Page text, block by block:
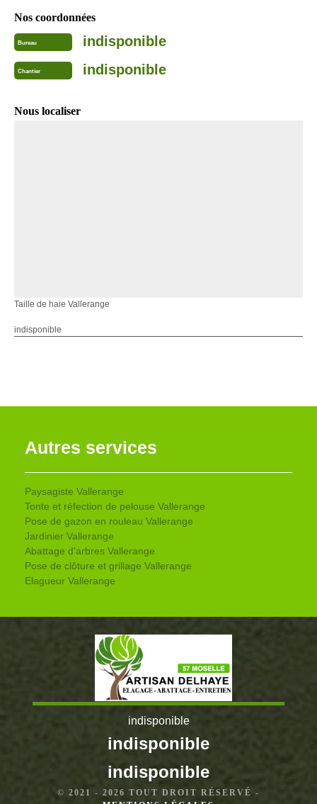
Nos coordonnées
Bureau indisponible
Chantier indisponible
Nous localiser
Taille de haie Vallerange
indisponible
Autres services
Paysagiste Vallerange
Tonte et réfection de pelouse Vallerange
Pose de gazon en rouleau Vallerange
Jardinier Vallerange
Abattage d'arbres Vallerange
Pose de clôture et grillage Vallerange
Elagueur Vallerange
indisponible
indisponible
indisponible
© 2021 - 2026 TOUT DROIT RÉSERVÉ -